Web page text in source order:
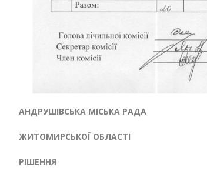
АНДРУШІВСЬКА МІСЬКА РАДА
ЖИТОМИРСЬКОЇ ОБЛАСТІ
РІШЕННЯ